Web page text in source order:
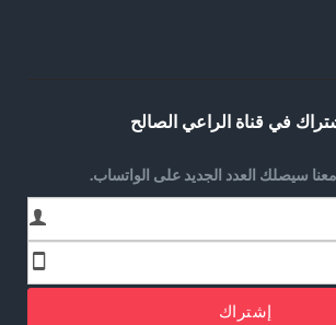
في قناة الراعي الصالح
سيصلك العدد الجديد على الواتساب.
إشتراك